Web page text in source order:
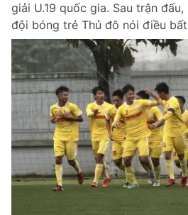
giải U.19 quốc gia. Sau trận
đội bóng trẻ Thủ đô nói điều